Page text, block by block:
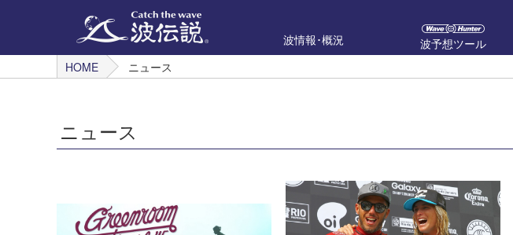
波情報･概況
波予想ツール
HOME
ニュース
ニュース